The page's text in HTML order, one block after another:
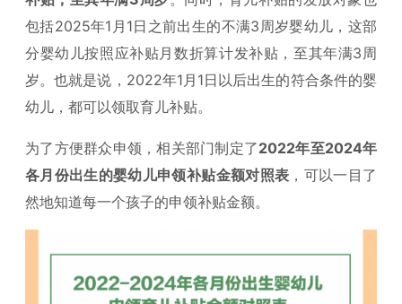
包括2025年1月1日之前出生的不满3周岁婴幼儿，这部
分婴幼儿按照应补贴月数折算计发补贴，至其年满3周
岁。也就是说，2022年1月1日以后出生的符合条件的婴
幼儿，都可以领取育儿补贴。
为了方便群众申领，相关部门制定了2022年至2024年
各月份出生的婴幼儿申领补贴金额对照表 ，可以一目了
然地知道每一个孩子的申领补贴金额。